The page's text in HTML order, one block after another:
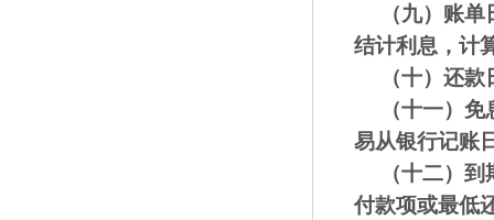
（九）账
结计利息，计
（十）还
（十一） 免
易从银行记账
（十二） 到
付款项或最低